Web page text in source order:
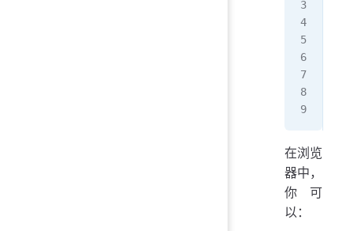
在浏览
器中，
你可
以：